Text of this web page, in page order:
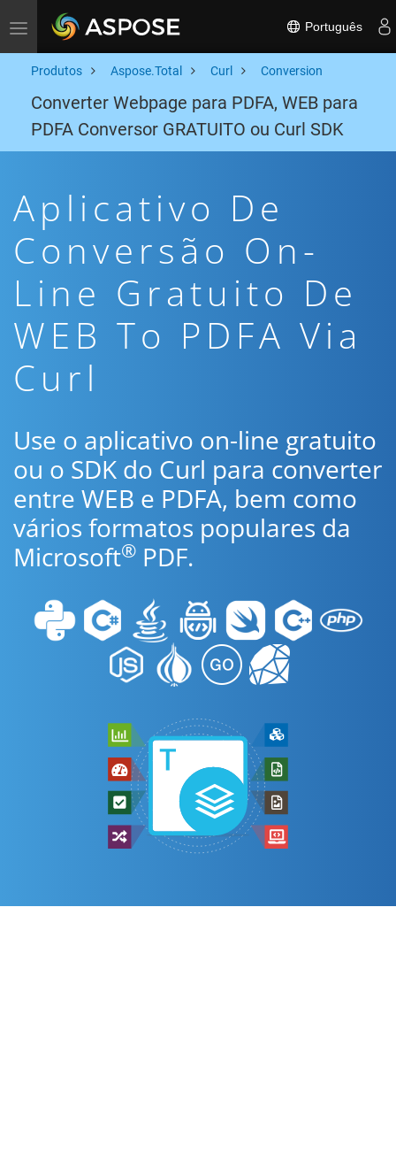
Toggle navigation Português
Produtos Aspose.Total Curl Conversion
Converter Webpage para PDFA, WEB para
PDFA Conversor GRATUITO ou Curl SDK
Aplicativo De
Conversão On-
Line Gratuito De
WEB To PDFA Via
Curl
Use o aplicativo on-line gratuito
ou o SDK do Curl para converter
entre WEB e PDFA, bem como
vários formatos populares da
Microsoft® PDF.